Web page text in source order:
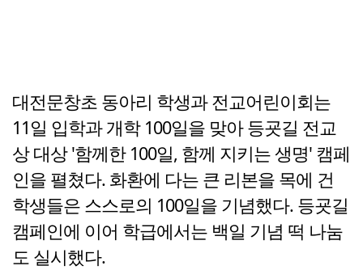
대전문창초 동아리 학생과 전교어린이회는
11일 입학과 개학 100일을 맞아 등굣길 전교
상 대상 '함께한 100일, 함께 지키는 생명' 캠페
인을 펼쳤다. 화환에 다는 큰 리본을 목에 건
학생들은 스스로의 100일을 기념했다. 등굣길
캠페인에 이어 학급에서는 백일 기념 떡 나눔
도 실시했다.